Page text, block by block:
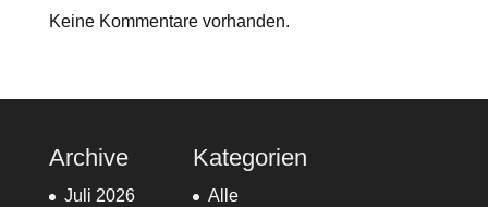
Keine Kommentare vorhanden.
Archive
Juli 2026
Kategorien
Alle